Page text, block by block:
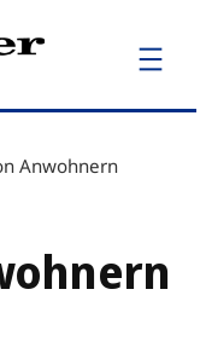
Anwohnern